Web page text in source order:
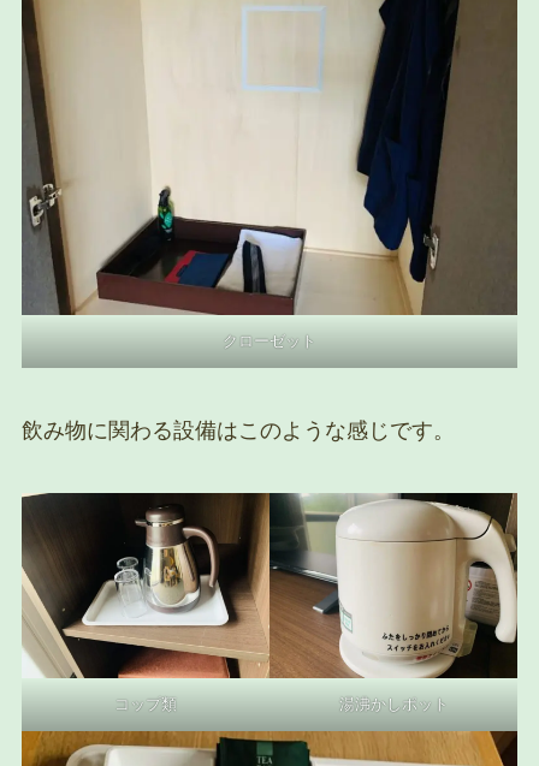
クローゼット
飲み物に関わる設備はこのような感じです。
コップ類 湯沸かしポット